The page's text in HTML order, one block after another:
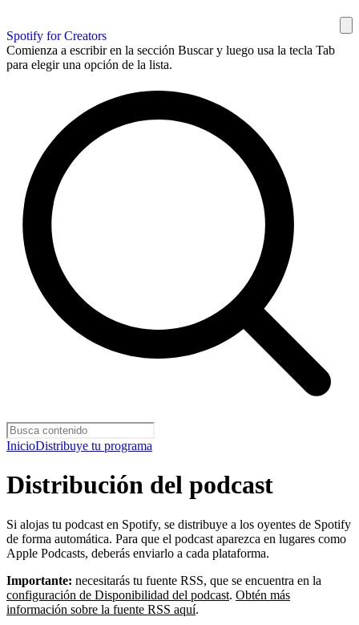
Spotify for Creators
Comienza a escribir en la sección Buscar y luego usa la tecla Tab
para elegir una opción de la lista.
InicioDistribuye tu programa
Distribución del podcast
Si alojas tu podcast en Spotify, se distribuye a los oyentes de Spotify
de forma automática. Para que el podcast aparezca en lugares como
Apple Podcasts, deberás enviarlo a cada plataforma.
Importante: necesitarás tu fuente RSS, que se encuentra en la
configuración de Disponibilidad del podcast. Obtén más
información sobre la fuente RSS aquí.